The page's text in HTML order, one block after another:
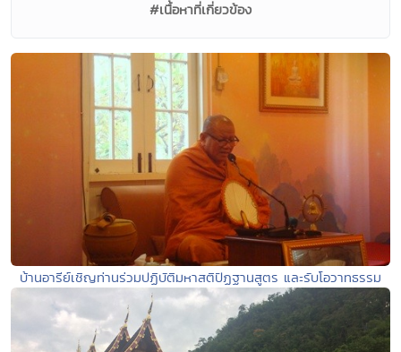
#เนื้อหาที่เกี่ยวข้อง
บ้านอารีย์เชิญท่านร่วมปฏิบัติมหาสติปัฏฐานสูตร และรับโอวาทธรรม